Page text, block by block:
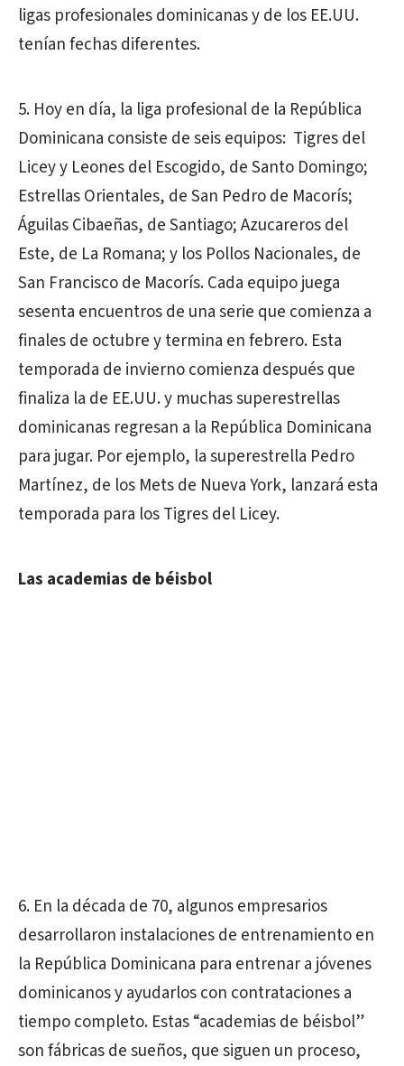
ligas profesionales dominicanas y de los EE.UU.
tenían fechas diferentes.
5. Hoy en día, la liga profesional de la República
Dominicana consiste de seis equipos: Tigres del
Licey y Leones del Escogido, de Santo Domingo;
Estrellas Orientales, de San Pedro de Macorís;
Águilas Cibaeñas, de Santiago; Azucareros del
Este, de La Romana; y los Pollos Nacionales, de
San Francisco de Macorís. Cada equipo juega
sesenta encuentros de una serie que comienza a
finales de octubre y termina en febrero. Esta
temporada de invierno comienza después que
finaliza la de EE.UU. y muchas superestrellas
dominicanas regresan a la República Dominicana
para jugar. Por ejemplo, la superestrella Pedro
Martínez, de los Mets de Nueva York, lanzará esta
temporada para los Tigres del Licey.
Las academias de béisbol
6. En la década de 70, algunos empresarios
desarrollaron instalaciones de entrenamiento en
la República Dominicana para entrenar a jóvenes
dominicanos y ayudarlos con contrataciones a
tiempo completo. Estas “academias de béisbol”
son fábricas de sueños, que siguen un proceso,